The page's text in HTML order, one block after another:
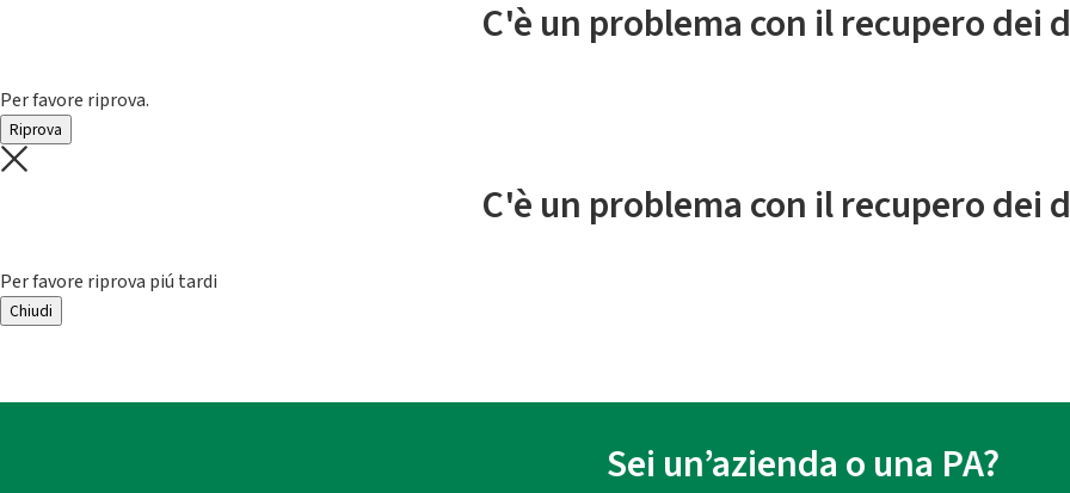
C'è un problema con il recupero dei
Per favore riprova.
Riprova
C'è un problema con il recupero dei
Per favore riprova piú tardi
Chiudi
Sei un’azienda o una PA?